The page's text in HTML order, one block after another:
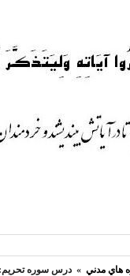
هاي مدني » درس سوره